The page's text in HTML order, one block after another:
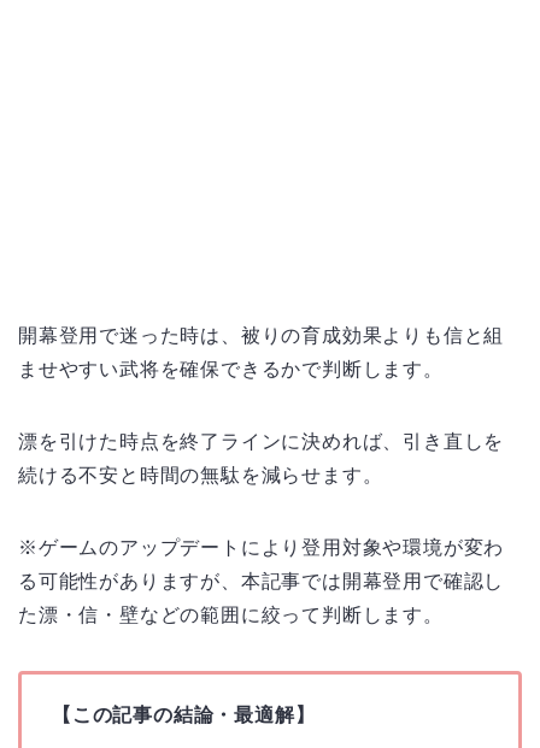
開幕登用で迷った時は、被りの育成効果よりも信と組
ませやすい武将を確保できるかで判断します。
漂を引けた時点を終了ラインに決めれば、引き直しを
続ける不安と時間の無駄を減らせます。
※ゲームのアップデートにより登用対象や環境が変わ
る可能性がありますが、本記事では開幕登用で確認し
た漂・信・壁などの範囲に絞って判断します。
【この記事の結論・最適解】